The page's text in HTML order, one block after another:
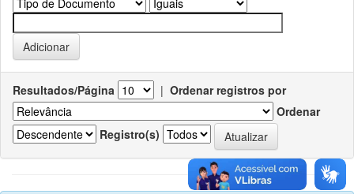
Resultados/Página | Ordenar registros por
Ordenar
Registro(s)